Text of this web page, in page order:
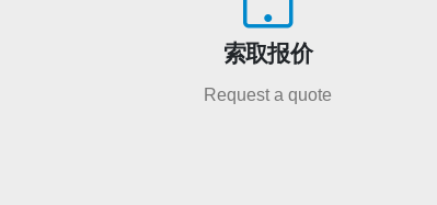
索取报价
Request a quote